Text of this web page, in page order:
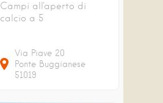
Campi all'aperto di
calcio a 5
Via Piave 20
Ponte Buggianese
51019